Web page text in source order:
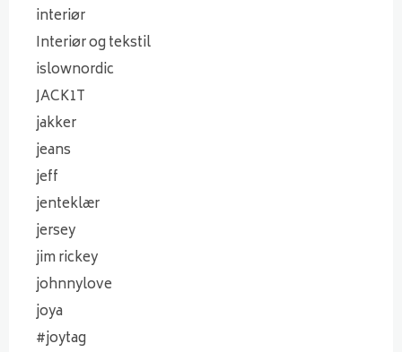
interiør
Interiør og tekstil
islownordic
JACK1T
jakker
jeans
jeff
jenteklær
jersey
jim rickey
johnnylove
joya
#joytag